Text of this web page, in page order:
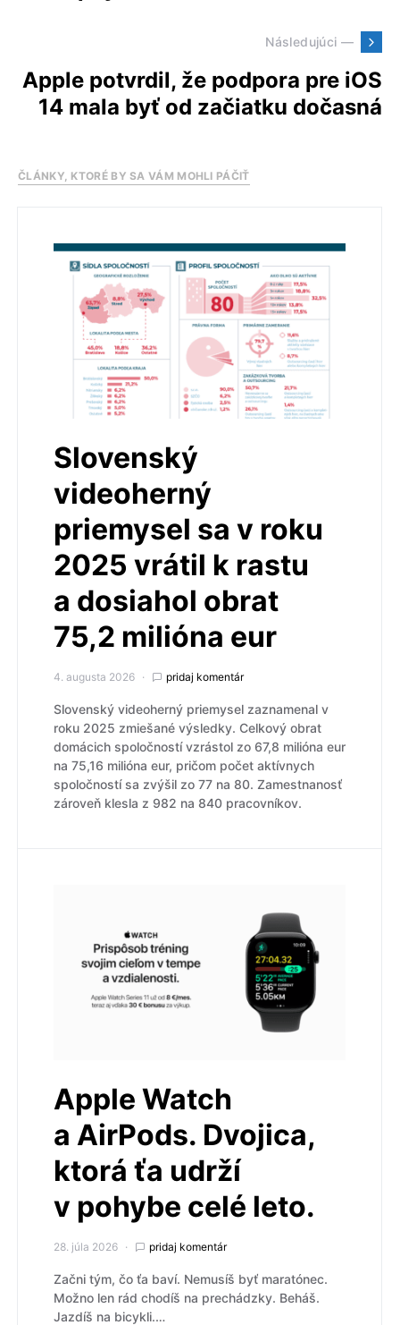
Následujúci —
Apple potvrdil, že podpora pre iOS
14 mala byť od začiatku dočasná
ČLÁNKY, KTORÉ BY SA VÁM MOHLI PÁČIŤ
Slovenský
videoherný
priemysel sa v roku
2025 vrátil k rastu
a dosiahol obrat
75,2 milióna eur
4. augusta 2026 pridaj komentár
Slovenský videoherný priemysel zaznamenal v
roku 2025 zmiešané výsledky. Celkový obrat
domácich spoločností vzrástol zo 67,8 milióna eur
na 75,16 milióna eur, pričom počet aktívnych
spoločností sa zvýšil zo 77 na 80. Zamestnanosť
zároveň klesla z 982 na 840 pracovníkov.
Apple Watch
a AirPods. Dvojica,
ktorá ťa udrží
v pohybe celé leto.
28. júla 2026 pridaj komentár
Začni tým, čo ťa baví. Nemusíš byť maratónec.
Možno len rád chodíš na prechádzky. Beháš.
Jazdíš na bicykli.…